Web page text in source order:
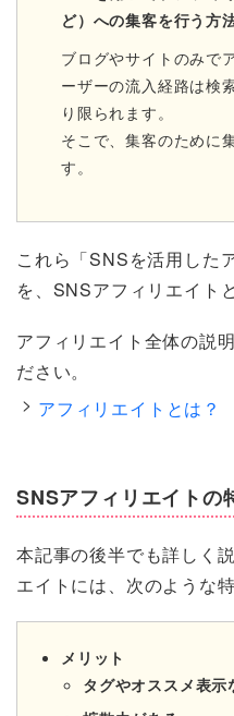
ど）への集客を行う方
ブログやサイトのみで
ーザーの流入経路は検
り限られます。
そこで、集客のために
す。
これら「SNSを活用した
を、SNSアフィリエイト
アフィリエイト全体の説
ださい。
アフィリエイトとは？
SNSアフィリエイトの
本記事の後半でも詳しく
エイトには、次のような
メリット
タグやオススメ表